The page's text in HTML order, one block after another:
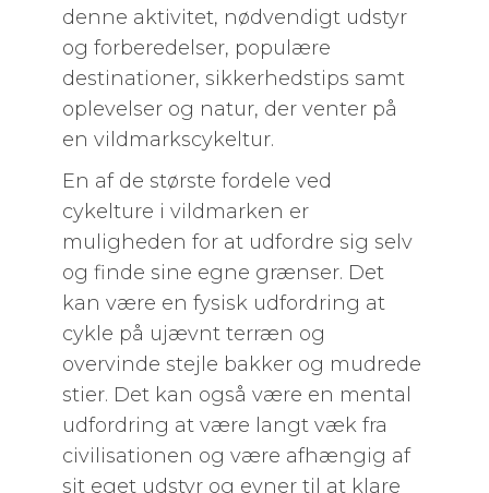
denne aktivitet, nødvendigt udstyr
og forberedelser, populære
destinationer, sikkerhedstips samt
oplevelser og natur, der venter på
en vildmarkscykeltur.
En af de største fordele ved
cykelture i vildmarken er
muligheden for at udfordre sig selv
og finde sine egne grænser. Det
kan være en fysisk udfordring at
cykle på ujævnt terræn og
overvinde stejle bakker og mudrede
stier. Det kan også være en mental
udfordring at være langt væk fra
civilisationen og være afhængig af
sit eget udstyr og evner til at klare